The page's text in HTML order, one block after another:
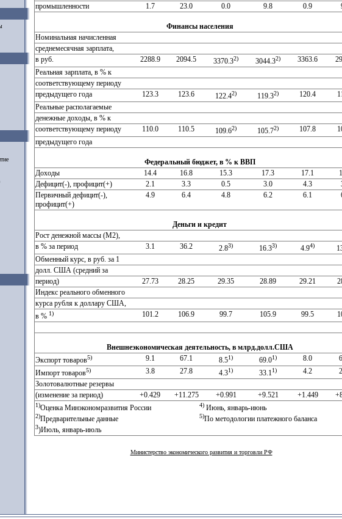
промышленности
1.7 23.0 0.0 9.8 0.9
Финансы населения
Номинальная начисленная
среднемесячная зарплата,
в руб.
2288.9 2094.5 3370.32) 3044.32) 3363.6
Реальная зарплата, в % к
соответствующему периоду
предыдущего года
123.3 123.6 122.42) 119.32) 120.4
Реальные располагаемые
денежные доходы, в % к
соответствующему периоду
110.0 110.5 109.62) 105.72) 107.8
предыдущего года
Федеральный бюджет, в % к ВВП
Доходы
14.4 16.8 15.3 17.3 17.1
Дефицит(-), профицит(+)
2.1 3.3 0.5 3.0 4.3
Первичный дефицит(-),
профицит(+)
4.9 6.4 4.8 6.2 6.1
Деньги и кредит
Рост денежной массы (М2),
в % за период
3.1 36.2 2.83) 16.33) 4.94)
Обменный курс, в руб. за 1
долл. США (средний за
период)
27.73 28.25 29.35 28.89 29.21
Индекс реального обменного
курса рубля к доллару США,
в % 1) 101.2 106.9 99.7 105.9 99.5
Внешнеэкономическая деятельность, в млрд.долл.США
Экспорт товаров5) 9.1 67.1 8.51) 69.01) 8.0
Импорт товаров5) 3.8 27.8 4.31) 33.11) 4.2
Золотовалютные резервы
(изменение за период)
+0.429 +11.275 +0.991 +9.521 +1.449
1)Оценка Минэкономразвития России
2)Предварительные данные
3)Июль, январь-июль
4) Июнь, январь-июнь
5)По методологии платежного баланса
Министерство экономического развития и торговли РФ